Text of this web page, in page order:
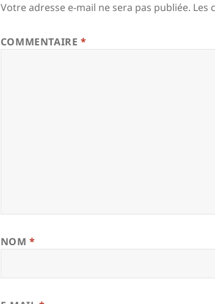
Votre adresse e-mail ne sera pas publiée. Les
COMMENTAIRE*
NOM*